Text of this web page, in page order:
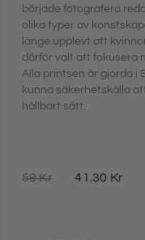
började fotografera
olika typer av
länge upplevt att
därför valt att fokusera
Alla printsen är gjorda i
kunna säkerhetskälla
hållbart sätt.
59Kr 41.30 Kr